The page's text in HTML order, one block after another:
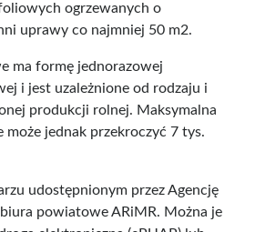
ogrzewanych o
uprawy co najmniej 50 m2.
ma formę jednorazowej
i jest uzależnione od rodzaju i
produkcji rolnej. Maksymalna
może jednak przekroczyć 7 tys.
udostępnionym przez Agencję
powiatowe ARiMR. Można je